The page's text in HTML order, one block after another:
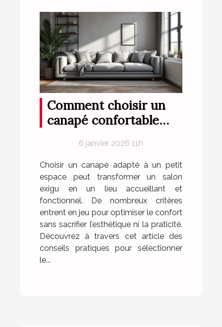
Comment choisir un
canapé confortable
6 janvier 2026 11h
Choisir un canapé adapté à un petit
espace peut transformer un salon
exigu en un lieu accueillant et
fonctionnel. De nombreux critères
entrent en jeu pour optimiser le confort
sans sacrifier l’esthétique ni la praticité.
Découvrez à travers cet article des
conseils pratiques pour sélectionner
le...